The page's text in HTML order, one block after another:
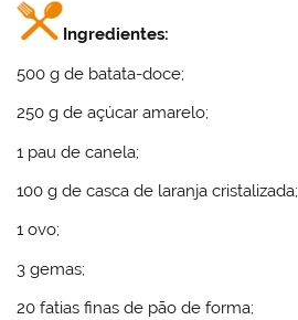
Ingredientes:
500 g de batata-doce;
250 g de açúcar amarelo;
1 pau de canela;
100 g de casca de laranja cristalizada;
1 ovo;
3 gemas;
20 fatias finas de pão de forma;